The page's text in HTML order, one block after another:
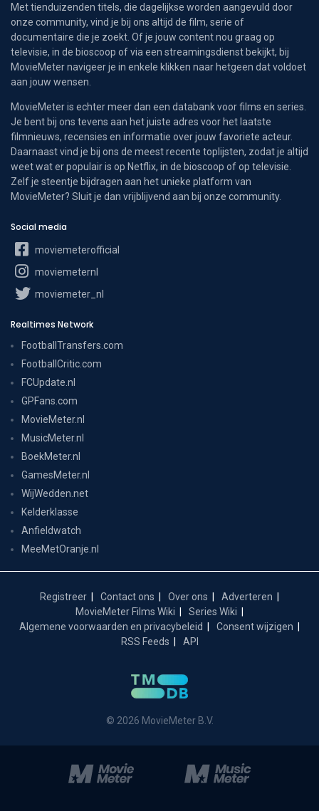
Met tienduizenden titels, die dagelijkse worden aangevuld door
onze community, vind je bij ons altijd de film, serie of
documentaire die je zoekt. Of je jouw content nou graag op
televisie, in de bioscoop of via een streamingsdienst bekijkt, bij
MovieMeter navigeer je in enkele klikken naar hetgeen dat voldoet
aan jouw wensen.
MovieMeter is echter meer dan een databank voor films en series.
Je bent bij ons tevens aan het juiste adres voor het laatste
filmnieuws, recensies en informatie over jouw favoriete acteur.
Daarnaast vind je bij ons de meest recente toplijsten, zodat je altijd
weet wat er populair is op Netflix, in de bioscoop of op televisie.
Zelf je steentje bijdragen aan het unieke platform van
MovieMeter? Sluit je dan vrijblijvend aan bij onze community.
Social media
moviemeterofficial
moviemeternl
moviemeter_nl
Realtimes Network
FootballTransfers.com
FootballCritic.com
FCUpdate.nl
GPFans.com
MovieMeter.nl
MusicMeter.nl
BoekMeter.nl
GamesMeter.nl
WijWedden.net
Kelderklasse
Anfieldwatch
MeeMetOranje.nl
Registreer Contact ons Over ons
Adverteren
MovieMeter Films Wiki
Series Wiki
Algemene voorwaarden en privacybeleid
Consent wijzigen
RSS Feeds
API
© 2026 MovieMeter B.V.